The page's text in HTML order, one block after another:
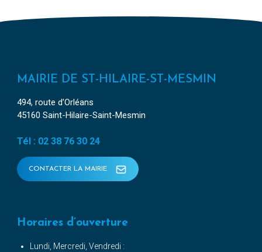
MAIRIE DE ST-HILAIRE-ST-MESMIN
494, route d’Orléans
45160 Saint-Hilaire-Saint-Mesmin
Tél : 02 38 76 30 24
CONTACTER LA MAIRIE
Horaires d’ouverture
Lundi, Mercredi, Vendredi :